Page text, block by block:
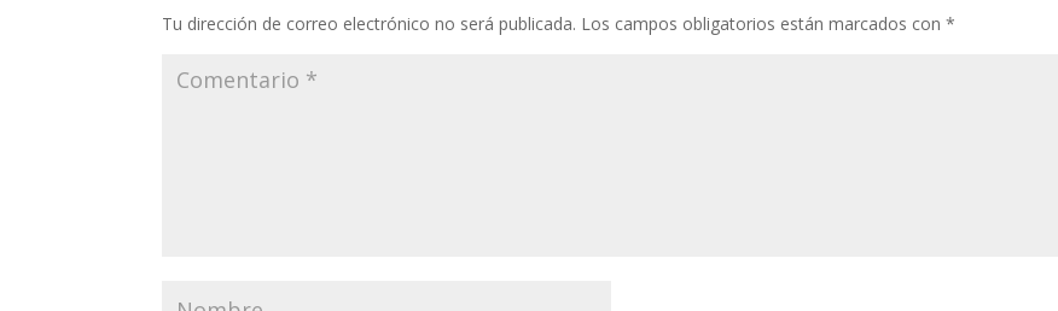
Tu dirección de correo electrónico no será publicada. Los campos obligatorios están marcados con*